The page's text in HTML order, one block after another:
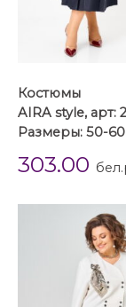
Костюмы
AIRA style, арт:
Размеры: 50-60
303.00